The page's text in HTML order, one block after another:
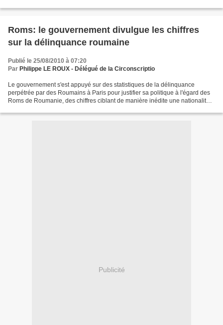
Roms: le gouvernement divulgue les chiffres
sur la délinquance roumaine
Publié le 25/08/2010 à 07:20
Par Philippe LE ROUX - Délégué de la Circonscriptio
Le gouvernement s'est appuyé sur des statistiques de la délinquance
perpétrée par des Roumains à Paris pour justifier sa politique à l'égard des
Roms de Roumanie, des chiffres ciblant de manière inédite une nationalité
Publicité